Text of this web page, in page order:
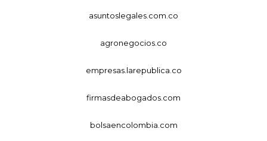
asuntoslegales.com.co
agronegocios.co
empresas.larepublica.co
firmasdeabogados.com
bolsaencolombia.com